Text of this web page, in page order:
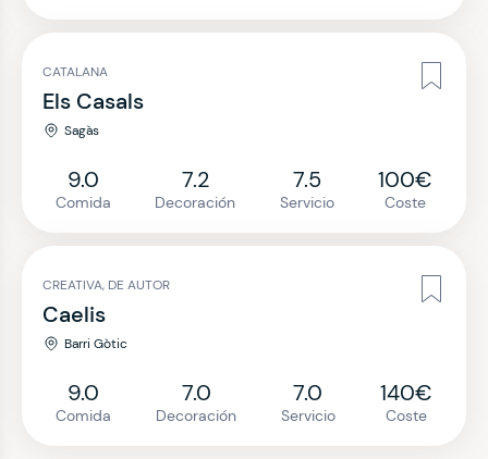
CATALANA
Els Casals
Sagàs
9.0
Comida
7.2
Decoración
7.5
Servicio
100€
Coste
CREATIVA, DE AUTOR
Caelis
Barri Gòtic
9.0
Comida
7.0
Decoración
7.0
Servicio
140€
Coste